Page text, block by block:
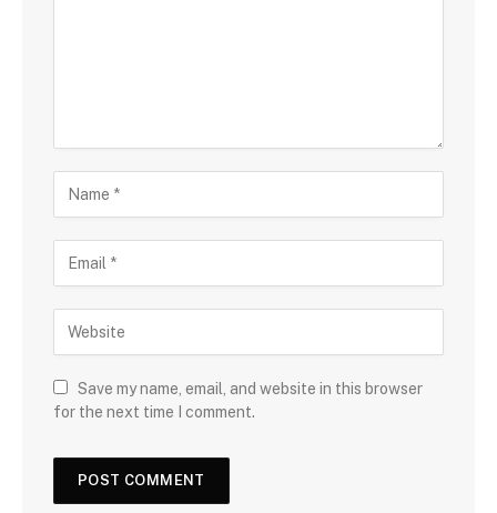
Save my name, email, and website in this browser
for the next time I comment.